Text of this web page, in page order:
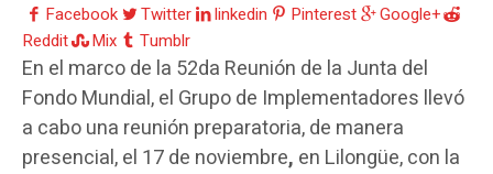
Facebook
Twitter linkedin Pinterest
Google+
Reddit
Mix Tumblr
En el marco de la 52da Reunión de la Junta del
Fondo Mundial, el Grupo de Implementadores llevó
a cabo una reunión preparatoria, de manera
presencial, el 17 de noviembre, en Lilongüe, con la